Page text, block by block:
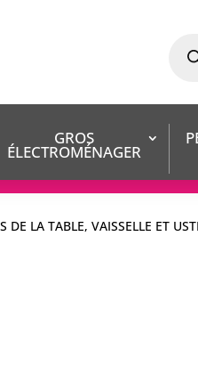
GROS
ÉLECTROMÉNAGER
DE LA TABLE, VAISSELLE ET